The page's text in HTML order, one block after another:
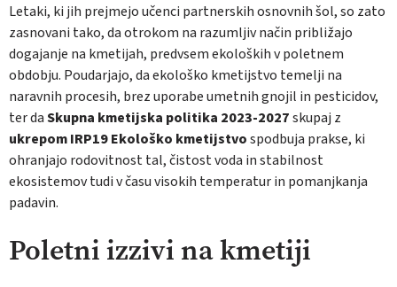
Letaki, ki jih prejmejo učenci partnerskih osnovnih šol, so zato
zasnovani tako, da otrokom na razumljiv način približajo
dogajanje na kmetijah, predvsem ekoloških v poletnem
obdobju. Poudarjajo, da ekološko kmetijstvo temelji na
naravnih procesih, brez uporabe umetnih gnojil in pesticidov,
ter daSkupna kmetijska politika 2023-2027skupaj z
ukrepom IRP19 Ekološko kmetijstvospodbuja prakse, ki
ohranjajo rodovitnost tal, čistost voda in stabilnost
ekosistemov tudi v času visokih temperatur in pomanjkanja
padavin.
Poletni izzivi na kmetiji